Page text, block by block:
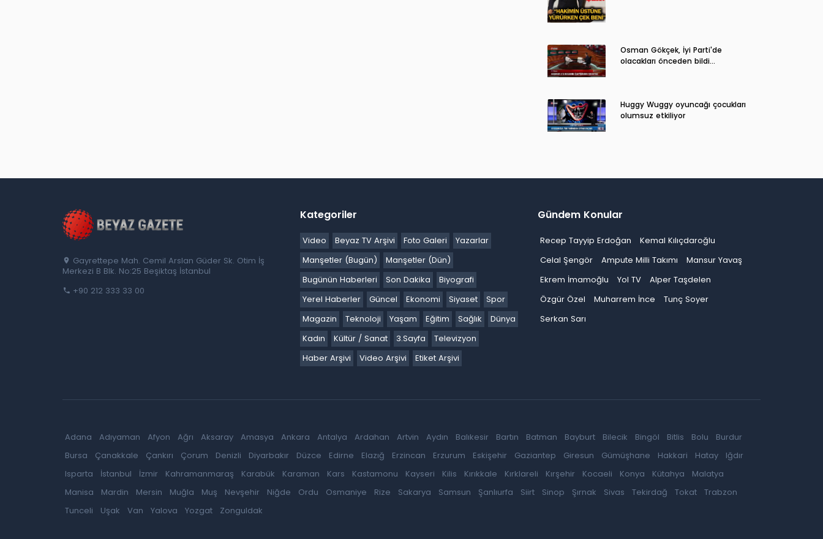
Osman Gökçek, İyi Parti'de
olacakları önceden bildi...
Huggy Wuggy oyuncağı çocukları
olumsuz etkiliyor
Gayrettepe Mah. Cemil Arslan Güder Sk. Otim İş
Merkezi B Blk. No:25 Beşiktaş İstanbul
+90 212 333 33 00
Kategoriler
Video Beyaz TV Arşivi Foto Galeri
Yazarlar
Manşetler (Bugün)
Manşetler (Dün)
Bugünün Haberleri
Son Dakika
Biyografi
Yerel Haberler
Güncel Ekonomi Siyaset
Spor
Magazin
Teknoloji Yaşam Eğitim Sağlık
Dünya
Kadın
Kültür / Sanat 3.Sayfa
Televizyon
Haber Arşivi
Video Arşivi Etiket Arşivi
Gündem Konular
Recep Tayyip Erdoğan
Kemal Kılıçdaroğlu
Celal Şengör
Ampute Milli Takımı
Mansur Yavaş
Ekrem İmamoğlu
Yol TV
Alper Taşdelen
Özgür Özel
Muharrem İnce
Tunç Soyer
Serkan Sarı
Adana Adıyaman Afyon Ağrı Aksaray Amasya Ankara Antalya Ardahan Artvin Aydın Balıkesir Bartın Batman Bayburt Bilecik Bingöl Bitlis Bolu
Burdur
Bursa
Çanakkale Çankırı Çorum Denizli Diyarbakır Düzce Edirne Elazığ Erzincan Erzurum Eskişehir Gaziantep Giresun Gümüşhane Hakkari Hatay
Iğdır
Isparta
İstanbul İzmir Kahramanmaraş Karabük Karaman Kars Kastamonu Kayseri Kilis Kırıkkale Kırklareli Kırşehir Kocaeli Konya Kütahya
Malatya
Manisa
Mardin Mersin Muğla Muş Nevşehir Niğde Ordu Osmaniye Rize Sakarya Samsun Şanlıurfa Siirt Sinop Şırnak Sivas Tekirdağ Tokat
Trabzon
Tunceli
Uşak Van Yalova Yozgat Zonguldak